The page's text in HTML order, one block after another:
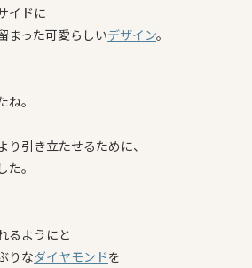
イドに
まった可愛らしいデザイン。
。
り引き立たせるために、
。
るようにと
りなダイヤモンドを